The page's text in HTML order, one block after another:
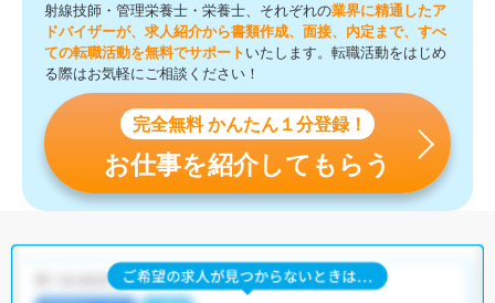
射線技師・管理栄養士・栄養士、それぞれの業界に精通したア
ドバイザーが、求人紹介から書類作成、面接、内定まで、すべ
ての転職活動を無料でサポート いたします。転職活動をはじめ
る際はお気軽にご相談ください！
完全無料 かんたん１分登録！
お仕事を紹介してもらう